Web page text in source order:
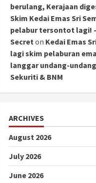
berulang, Kerajaan
Skim Kedai Emas Sri
pelabur tersontot lagi!
Secret on Kedai Emas
lagi skim pelaburan
langgar undang-
Sekuriti & BNM
ARCHIVES
August 2026
July 2026
June 2026